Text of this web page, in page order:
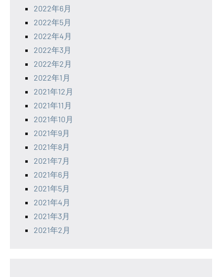
2022年6月
2022年5月
2022年4月
2022年3月
2022年2月
2022年1月
2021年12月
2021年11月
2021年10月
2021年9月
2021年8月
2021年7月
2021年6月
2021年5月
2021年4月
2021年3月
2021年2月